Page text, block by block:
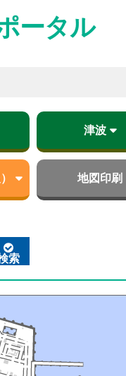
ータル
津波
津波浸水想定区域
事前避難対象地域
地図印刷
索